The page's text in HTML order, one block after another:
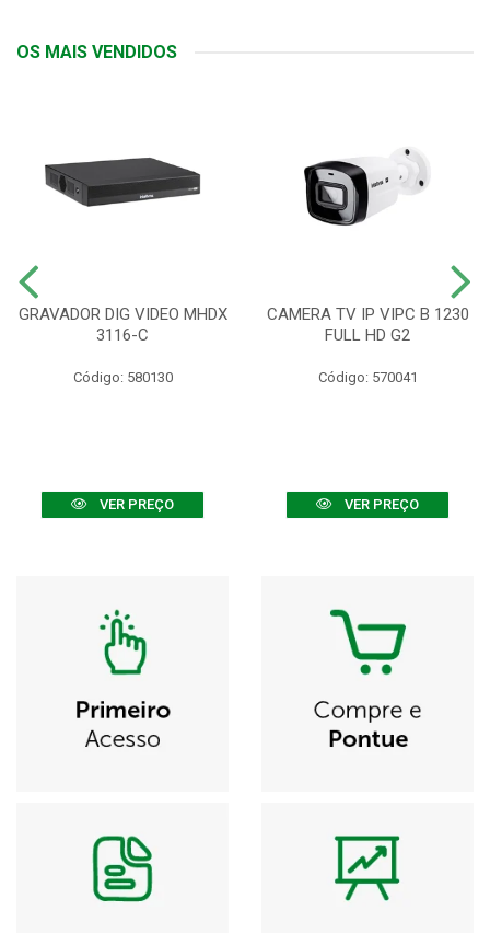
OS MAIS VENDIDOS
GRAVADOR DIG VIDEO MHDX
3116-C
Código: 580130
VER PREÇO
CAMERA TV IP VIPC B 1230
FULL HD G2
Código: 570041
VER PREÇO